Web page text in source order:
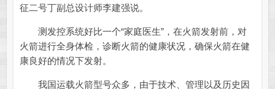
征二号丁副总设计师李建强说。
测发控系统好比一个“家庭医生”，在火箭发射前，对
火箭进行全身体检，诊断火箭的健康状况，确保火箭在健
康良好的情况下发射。
我国运载火箭型号众多，由于技术、管理以及历史因